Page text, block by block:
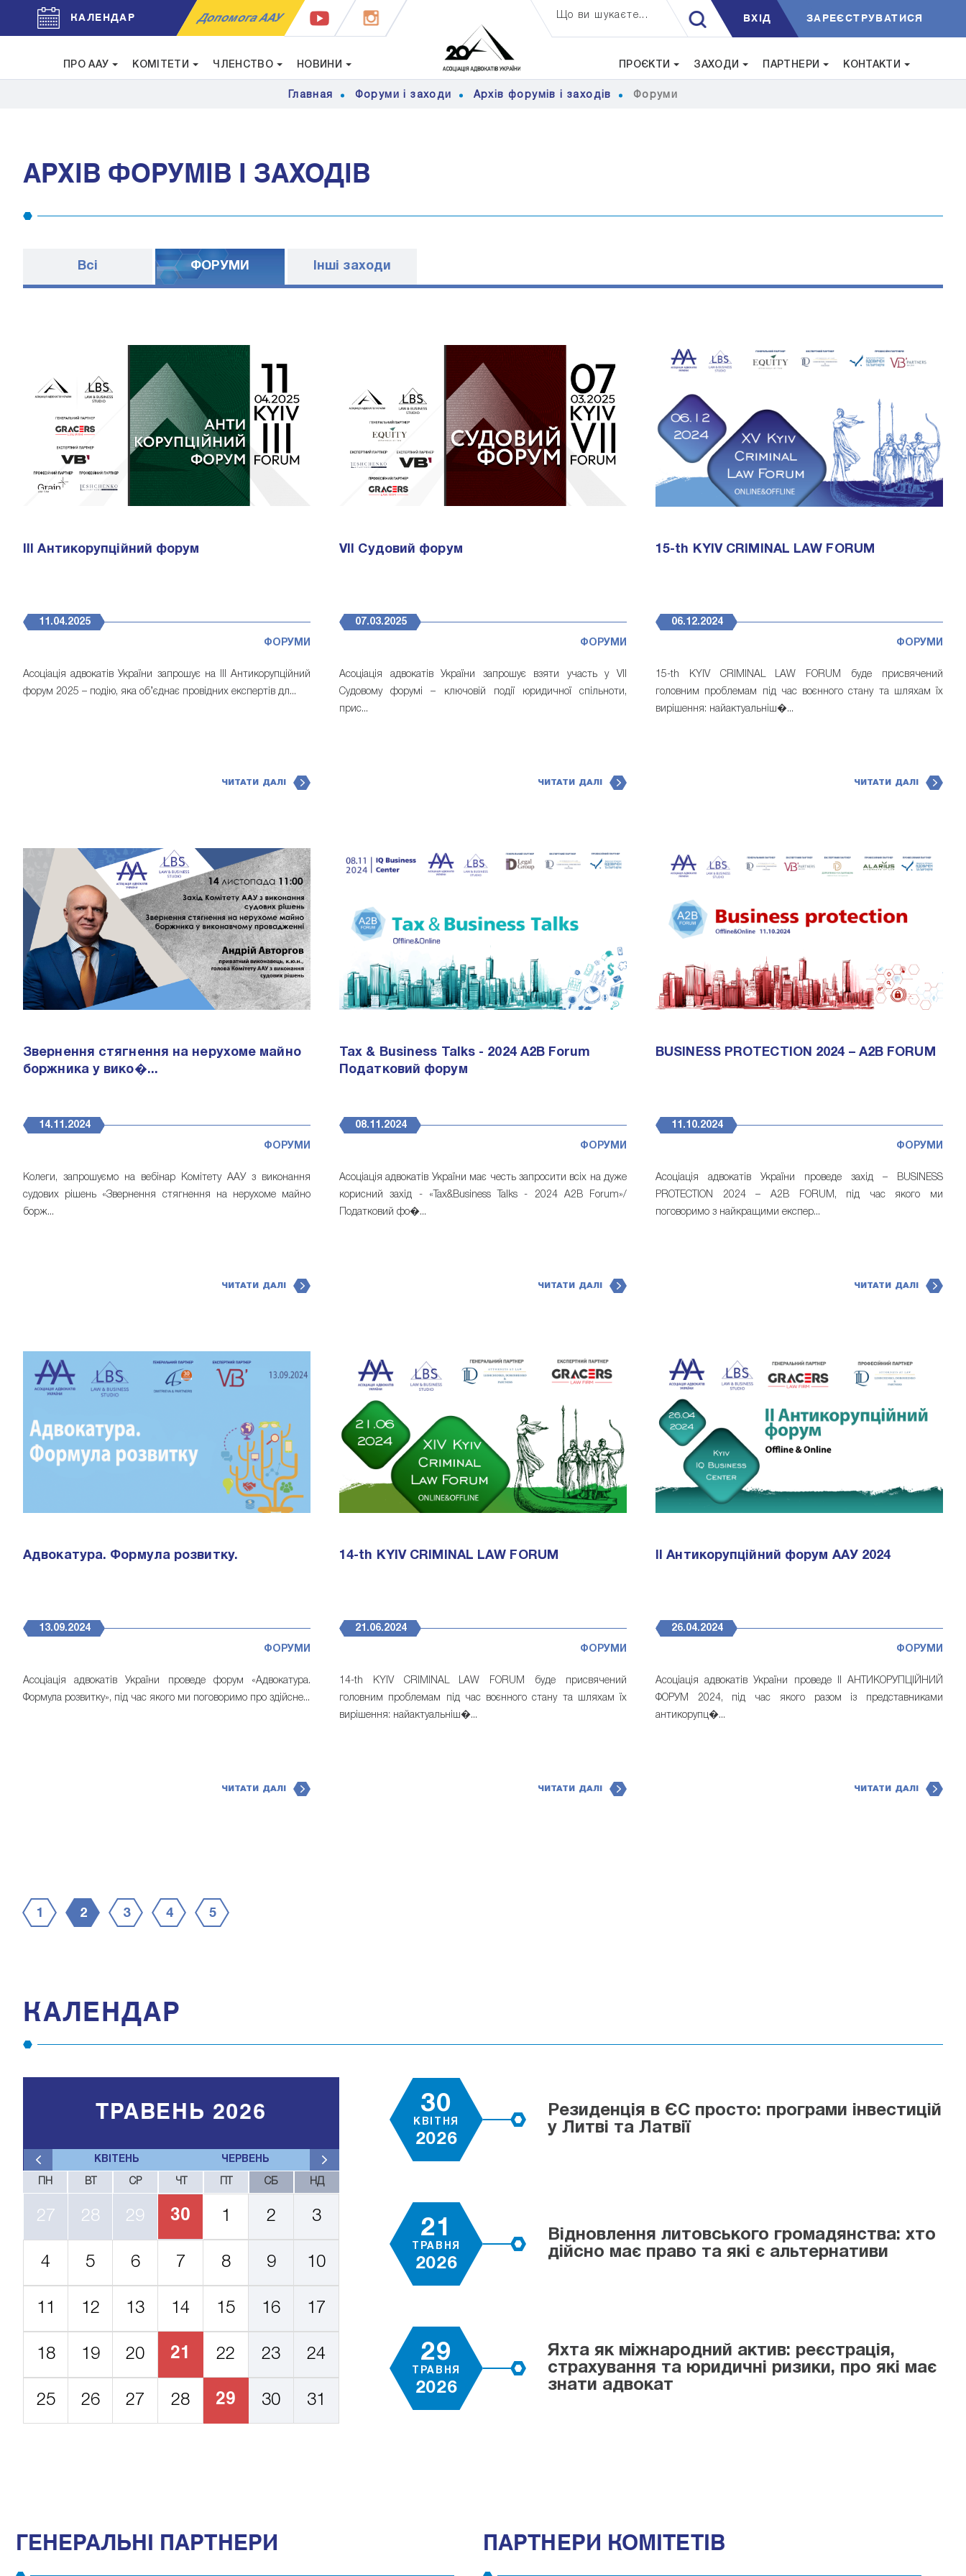
КАЛЕНДАР Допомога ААУ Що ви шукаєте... ВXIД ЗАРЕЄСТРУВАТИСЯ
ПРО ААУ КОМІТЕТИ ЧЛЕНСТВО НОВИНИ ПРОЄКТИ ЗАХОДИ ПАРТНЕРИ КОНТАКТИ
Главная Форуми і заходи Архів форумів і заходів Форуми
АРХІВ ФОРУМІВ І ЗАХОДІВ
Всі ФОРУМИ Iншi заходи
ІІІ Антикорупційний форум
11.04.2025
ФОРУМИ
Асоціація адвокатів України запрошує на IІI Антикорупційний
форум 2025 – подію, яка об’єднає провідних експертів дл...
ЧИТАТИ ДАЛІ
VII Судовий форум
07.03.2025
ФОРУМИ
Асоціація адвокатів України запрошує взяти участь у VII
Судовому форумі – ключовій події юридичної спільноти,
прис...
ЧИТАТИ ДАЛІ
15-th KYIV CRIMINAL LAW FORUM
06.12.2024
ФОРУМИ
15-th KYIV CRIMINAL LAW FORUM буде присвячений
головним проблемам під час воєнного стану та шляхам їх
вирішення: найактуальніш�...
ЧИТАТИ ДАЛІ
Звернення стягнення на нерухоме майно
боржника у вико�...
14.11.2024
ФОРУМИ
Колеги, запрошуємо на вебінар Комітету ААУ з виконання
судових рішень «Звернення стягнення на нерухоме майно
борж...
ЧИТАТИ ДАЛІ
Tax & Business Talks - 2024 A2B Forum
Податковий форум
08.11.2024
ФОРУМИ
Асоціація адвокатів України має честь запросити всіх на дуже
корисний захід - «Tax&Business Talks - 2024 A2B Forum»/
Податковий фо�...
ЧИТАТИ ДАЛІ
BUSINESS PROTECTION 2024 – A2B FORUM
11.10.2024
ФОРУМИ
Асоціація адвокатів України проведе захід – BUSINESS
PROTECTION 2024 – A2B FORUM, під час якого ми
поговоримо з найкращими експер...
ЧИТАТИ ДАЛІ
Адвокатура. Формула розвитку.
13.09.2024
ФОРУМИ
Асоціація адвокатів України проведе форум «Адвокатура.
Формула розвитку», під час якого ми поговоримо про здійсне...
ЧИТАТИ ДАЛІ
14-th KYIV CRIMINAL LAW FORUM
21.06.2024
ФОРУМИ
14-th KYIV CRIMINAL LAW FORUM буде присвячений
головним проблемам під час воєнного стану та шляхам їх
вирішення: найактуальніш�...
ЧИТАТИ ДАЛІ
II Антикорупційний форум ААУ 2024
26.04.2024
ФОРУМИ
Асоціація адвокатів України проведе II АНТИКОРУПЦІЙНИЙ
ФОРУМ 2024, під час якого разом із представниками
антикорупц�...
ЧИТАТИ ДАЛІ
1 2 3 4 5
КАЛЕНДАР
КВІТЕНЬ ЧЕРВЕНЬ
ТРАВЕНЬ 2026
ПН ВТ СР ЧТ СБ НД
27 28 29 30 1 2 3
4 5 6 7 8 9 10
11 12 13 14 15 16 17
18 19 20 21 22 23 24
25 26 27 28 29 30 31
30
КВІТНЯ
2026
Резиденція в ЄС просто: програми інвестицій
у Литві та Латвії
21
ТРАВНЯ
2026
Відновлення литовського громадянства: хто
дійсно має право та які є альтернативи
29
ТРАВНЯ
2026
Яхта як міжнародний актив: реєстрація,
страхування та юридичні ризики, про які має
знати адвокат
ГЕНЕРАЛЬНІ ПАРТНЕРИ ПАРТНЕРИ КОМІТЕТІВ